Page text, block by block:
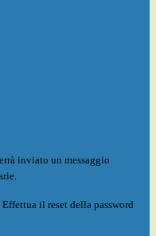
inviato un messaggio
il reset della password